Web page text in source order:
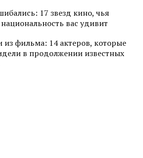
17 звезд кино, чья
вас удивит
из фильма: 14 актеров, которые
в продолжении известных